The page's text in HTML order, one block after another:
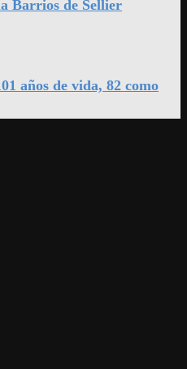
Barrios de Sellier
años de vida, 82 como